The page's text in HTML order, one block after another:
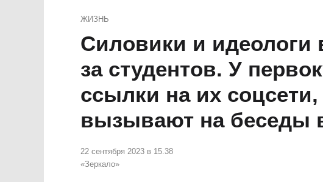
ЖИЗНЬ
Силовики и идеологи
за студентов. У
ссылки на их
вызывают на беседы
22 сентября 2023 в 15.38
«Зеркало»